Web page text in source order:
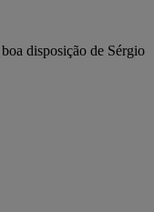
disposição de Sérgio